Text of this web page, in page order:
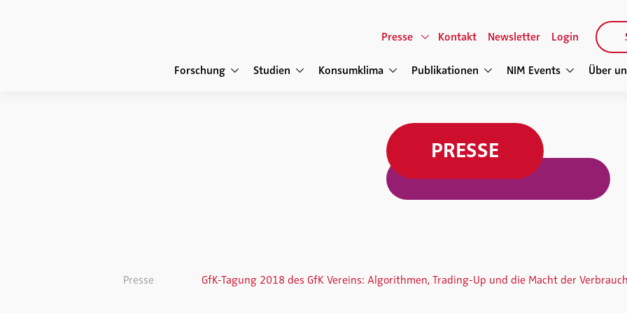
Forschung Studien Konsumklima Publikationen NIM Events Über
Presse Kontakt Newsletter Login
PRESSE
Presse GfK-Tagung 2018 des GfK Vereins: Algorithmen, Trading-Up und die Macht der